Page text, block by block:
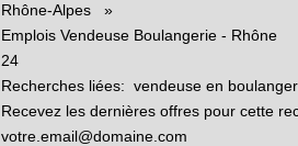
Rhône-Alpes »
Emplois Vendeuse Boulangerie - Rhône
24
Recherches liées: vendeuse en
Recevez les dernières offres pour cette
votre.email@domaine.com